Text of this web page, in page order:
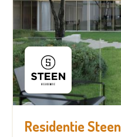
Residentie Steen